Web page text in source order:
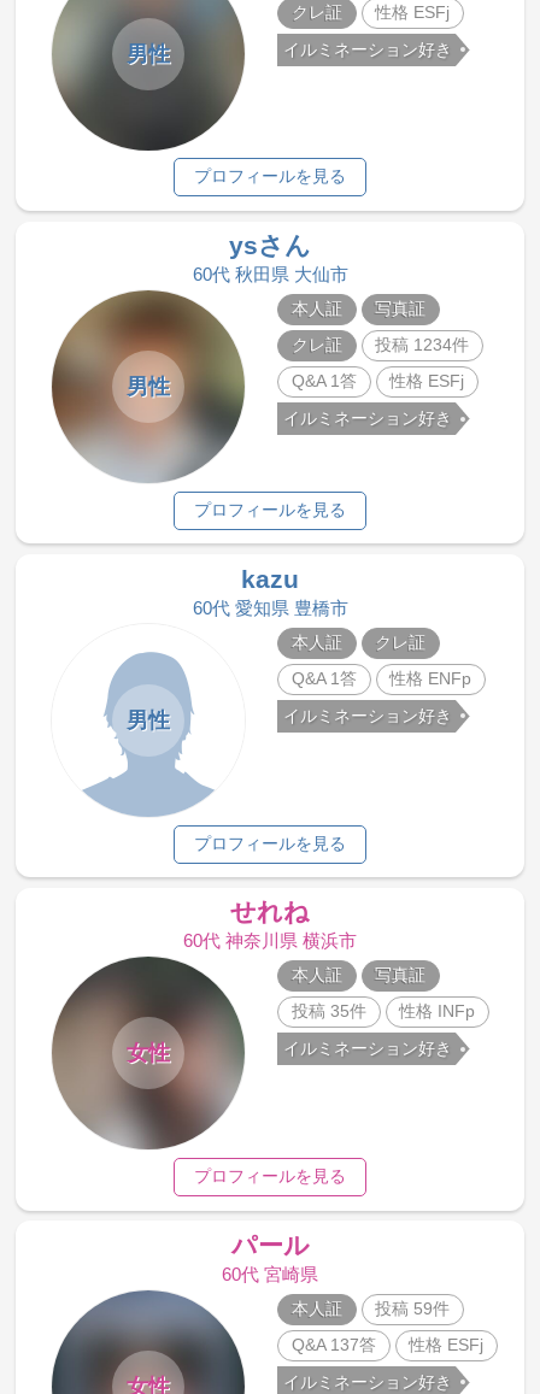
男性
クレ証
性格 ESFj
イルミネーション好き
プロフィールを見る
ysさん
60代 秋田県 大仙市
男性
本人証
写真証
クレ証
投稿 1234件
Q&A 1答
性格 ESFj
イルミネーション好き
プロフィールを見る
kazu
60代 愛知県 豊橋市
男性
本人証
クレ証
Q&A 1答
性格 ENFp
イルミネーション好き
プロフィールを見る
せれね
60代 神奈川県 横浜市
女性
本人証
写真証
投稿 35件
性格 INFp
イルミネーション好き
プロフィールを見る
パール
60代 宮崎県
女性
本人証
投稿 59件
Q&A 137答
性格 ESFj
イルミネーション好き